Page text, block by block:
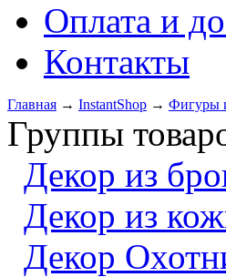
Оплата и
Контакты
Главная → InstantShop → Фигуры
Группы
Декор из
Декор из
Декор